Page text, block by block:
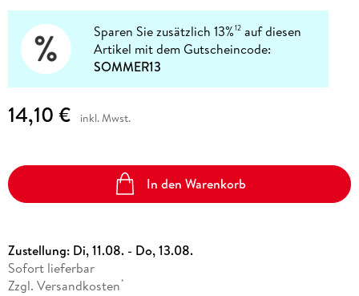
Sparen Sie zusätzlich 13%12 auf diesen
Artikel mit dem Gutscheincode:
SOMMER13
14,10 € inkl. Mwst.
In den Warenkorb
Zustellung: Di, 11.08. - Do, 13.08.
Sofort lieferbar
Zzgl. Versandkosten *